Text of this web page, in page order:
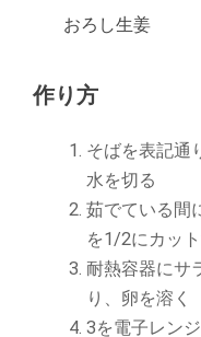
おろし生姜
作り方
そばを表記通
水を切る
茹でている間
を1/2にカッ
耐熱容器にサ
り、卵を溶く
3を電子レン